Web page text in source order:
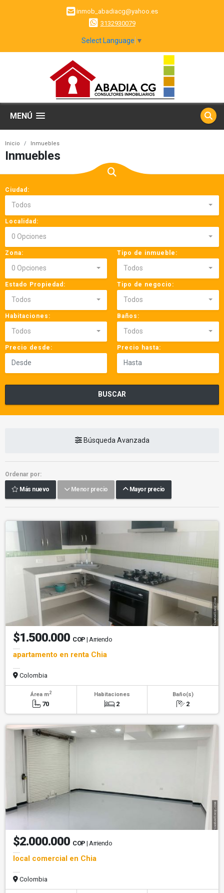
inmob_abadiacg@yahoo.es
3132930079
Select Language ▼
MENÚ
Inicio Inmuebles
Inmuebles
Ciudad:
Todos
Localidad:
0 Opciones
Zona:
0 Opciones
Tipo de inmueble:
Todos
Estado Propiedad:
Todos
Tipo de negocio:
Todos
Habitaciones:
Todos
Baños:
Todos
Precio desde: Precio hasta:
BUSCAR
Búsqueda Avanzada
Ordenar por:
Más nuevo Menor precio Mayor precio
$1.500.000 COP | Arriendo
apartamento en renta Chia
Colombia
Área m2
70
Habitaciones
2
Baño(s)
2
$2.000.000 COP | Arriendo
local comercial en Chia
Colombia